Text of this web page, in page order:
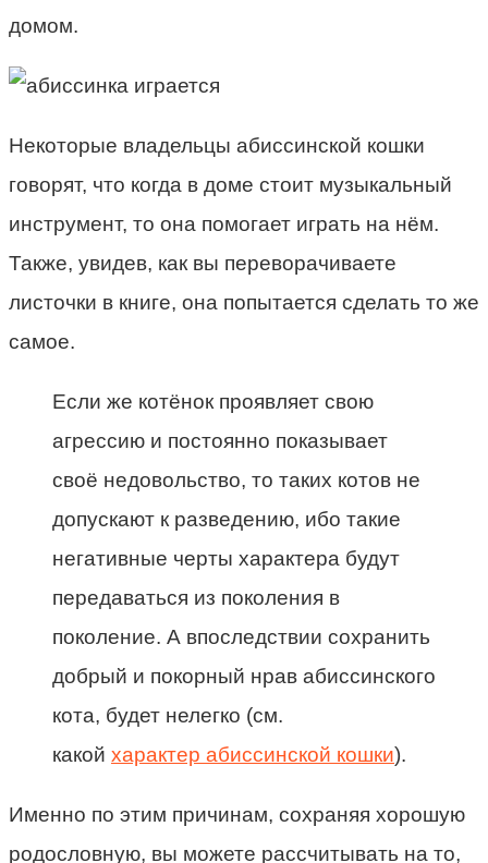
домом.
Некоторые владельцы абиссинской кошки
говорят, что когда в доме стоит музыкальный
инструмент, то она помогает играть на нём.
Также, увидев, как вы переворачиваете
листочки в книге, она попытается сделать то же
самое.
Если же котёнок проявляет свою
агрессию и постоянно показывает
своё недовольство, то таких котов не
допускают к разведению, ибо такие
негативные черты характера будут
передаваться из поколения в
поколение. А впоследствии сохранить
добрый и покорный нрав абиссинского
кота, будет нелегко (см.
какой характер абиссинской кошки).
Именно по этим причинам, сохраняя хорошую
родословную, вы можете рассчитывать на то,